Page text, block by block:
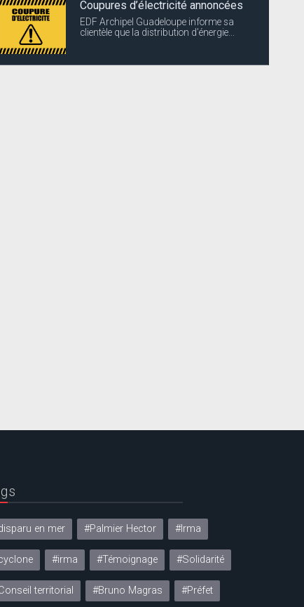
Coupures d’électricité annoncées
EDF Archipel Guadeloupe informe sa
clientèle que la distribution d’énergie...
en mer #Palmier Hector #Irma
#irma #Témoignage #Solidarité
territorial #Bruno Magras #Préfet